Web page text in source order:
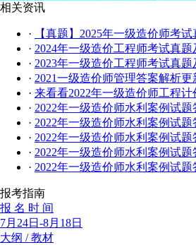
相关资讯
·
【真题】2025年一级造价师考
· 2024年一级造价工程师考试真
· 2023年一级造价工程师考试真
· 2021一级造价师管理答案解析更
· 来看看2022年一级造价师工程
· 2022年一级造价师水利案例试
· 2022年一级造价师水利案例试
· 2022年一级造价师水利案例试
· 2022年一级造价师水利案例试
· 2022年一级造价师水利案例试
报考指南
报 名 时 间
7月24日-8月18日
大纲 / 教材